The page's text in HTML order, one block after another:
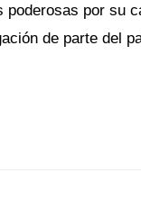
poderosas por
de parte del